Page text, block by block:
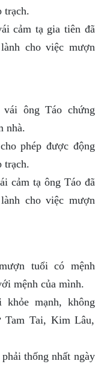
trạch.
cảm tạ gia tiên đã
cho việc mượn
ông Táo chứng
nhà.
phép được động
trạch.
cảm tạ ông Táo đã
cho việc mượn
tuổi có mệnh
mệnh của mình.
mạnh, không
Tam Tai, Kim Lâu,
thống nhất ngày